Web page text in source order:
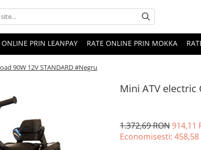
ONLINE PRIN LEANPAY RATE ONLINE PRIN MOKKA
90W 12V STANDARD #Negru
Mini ATV electric
1.372,69 RON914,11
Economisesti: 458,58